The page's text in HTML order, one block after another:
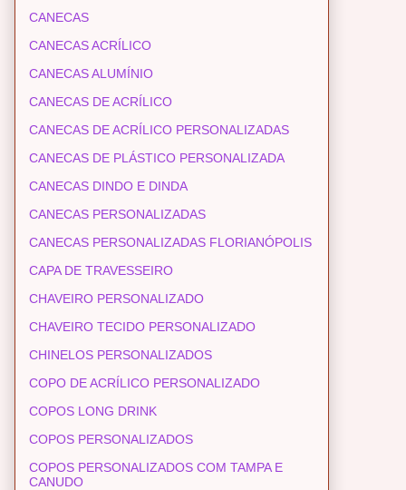
CANECAS
CANECAS ACRÍLICO
CANECAS ALUMÍNIO
CANECAS DE ACRÍLICO
CANECAS DE ACRÍLICO PERSONALIZADAS
CANECAS DE PLÁSTICO PERSONALIZADA
CANECAS DINDO E DINDA
CANECAS PERSONALIZADAS
CANECAS PERSONALIZADAS FLORIANÓPOLIS
CAPA DE TRAVESSEIRO
CHAVEIRO PERSONALIZADO
CHAVEIRO TECIDO PERSONALIZADO
CHINELOS PERSONALIZADOS
COPO DE ACRÍLICO PERSONALIZADO
COPOS LONG DRINK
COPOS PERSONALIZADOS
COPOS PERSONALIZADOS COM TAMPA E
CANUDO